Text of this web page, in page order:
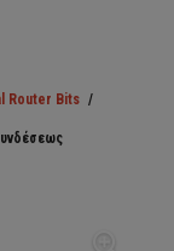
Router Bits /